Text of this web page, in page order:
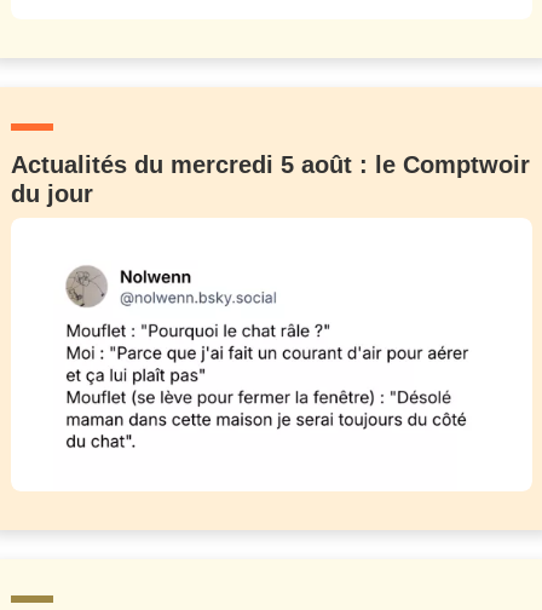
Actualités du mercredi 5 août : le Comptwoir
du jour